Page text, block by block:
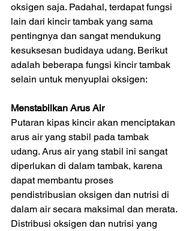
oksigen saja. Padahal, terdapat fungsi
lain dari kincir tambak yang sama
pentingnya dan sangat mendukung
kesuksesan budidaya udang. Berikut
adalah beberapa fungsi kincir tambak
selain untuk menyuplai oksigen:
Menstabilkan Arus Air
Putaran kipas kincir akan menciptakan
arus air yang stabil pada tambak
udang. Arus air yang stabil ini sangat
diperlukan di dalam tambak, karena
dapat membantu proses
pendistribusian oksigen dan nutrisi di
dalam air secara maksimal dan merata.
Distribusi oksigen dan nutrisi yang